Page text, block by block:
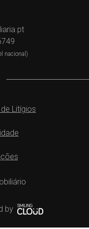
nacional)
Litígios
by